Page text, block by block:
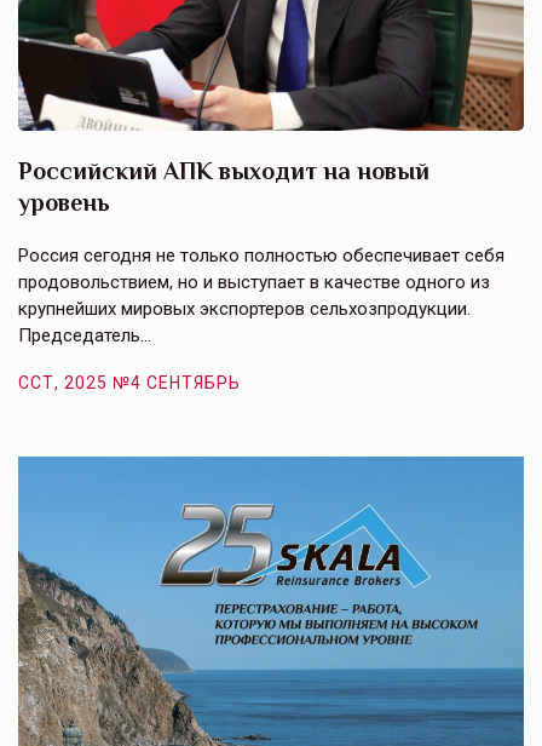
Российский АПК выходит на новый
уровень
Россия сегодня не только полностью обеспечивает себя
продовольствием, но и выступает в качестве одного из
крупнейших мировых экспортеров сельхозпродукции.
Председатель…
ССТ, 2025 №4 СЕНТЯБРЬ